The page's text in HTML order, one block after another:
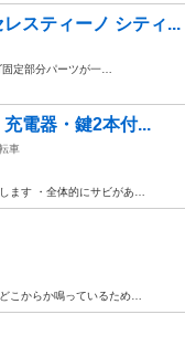
スティーノ シティ...
定部分パーツが一…
電器・鍵2本付...
車
ます ・全体的にサビがあ…
こからか鳴っているため…